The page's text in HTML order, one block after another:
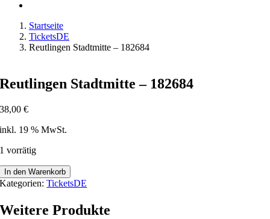
Startseite
TicketsDE
Reutlingen Stadtmitte – 182684
Reutlingen Stadtmitte – 182684
38,00€
inkl. 19 % MwSt.
1 vorrätig
In den Warenkorb
Kategorien:TicketsDE
Weitere Produkte